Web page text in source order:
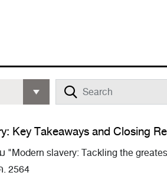
Key Takeaways and Closing
"Modern slavery: Tackling the
2564